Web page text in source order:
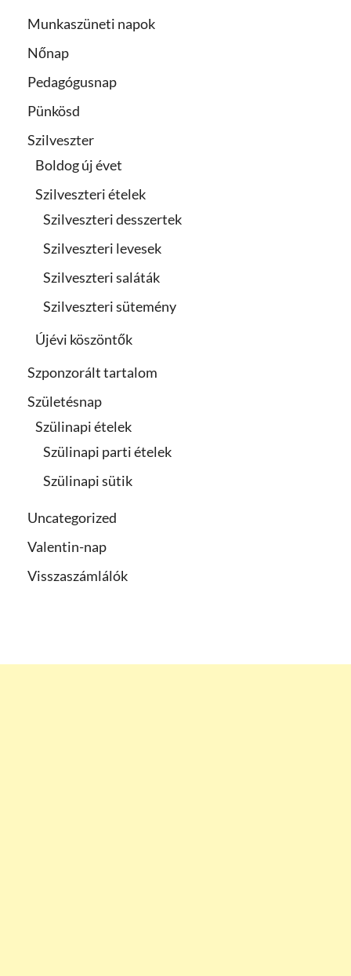
Munkaszüneti napok
Nőnap
Pedagógusnap
Pünkösd
Szilveszter
Boldog új évet
Szilveszteri ételek
Szilveszteri desszertek
Szilveszteri levesek
Szilveszteri saláták
Szilveszteri sütemény
Újévi köszöntők
Szponzorált tartalom
Születésnap
Szülinapi ételek
Szülinapi parti ételek
Szülinapi sütik
Uncategorized
Valentin-nap
Visszaszámlálók